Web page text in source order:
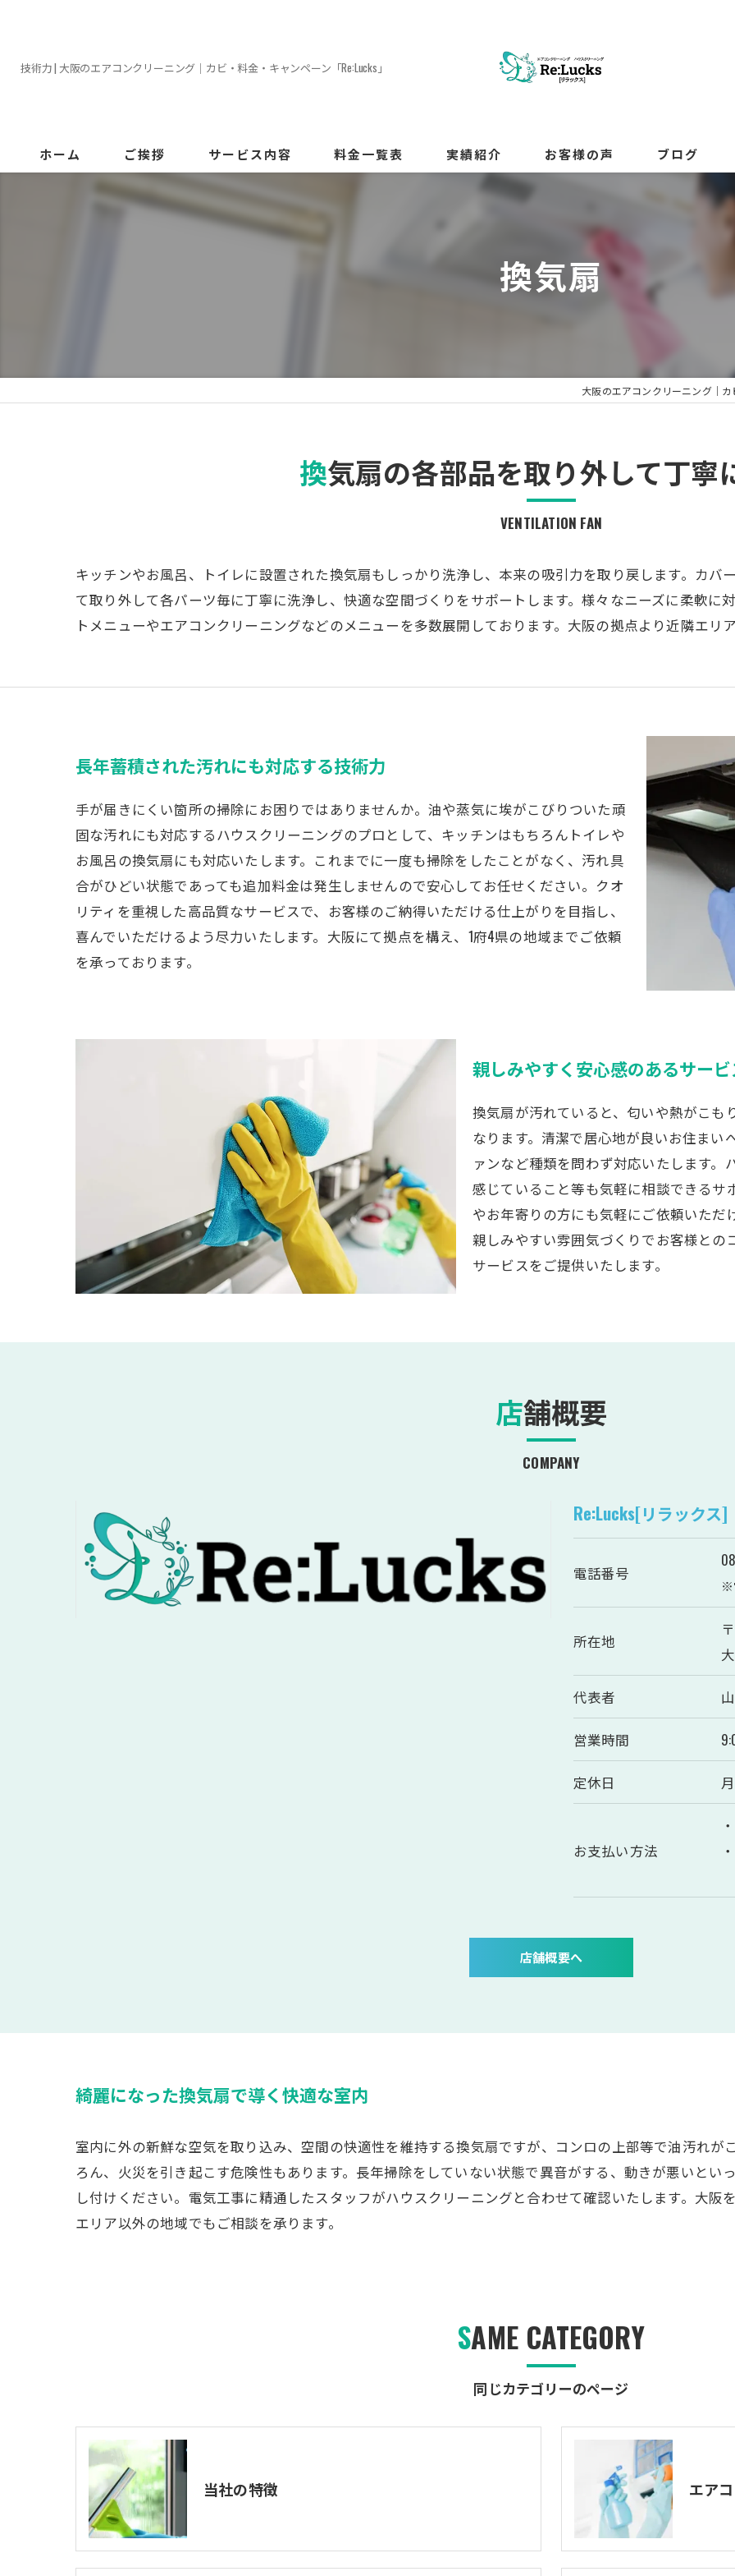
技術力 | 大阪のエアコンクリーニング｜カビ・料金・キャンペーン「Re:Lucks」
ホーム ご挨拶 サービス内容 料金一覧表 実績紹介 お客様の声 ブログ
換気扇
大阪のエアコンクリーニング｜
換気扇の各部品を取り外して丁寧
VENTILATION FAN
キッチンやお風呂、トイレに設置された換気扇もしっかり洗浄し、本来の吸引力を取り戻します。カバ
て取り外して各パーツ毎に丁寧に洗浄し、快適な空間づくりをサポートします。様々なニーズに柔軟に
トメニューやエアコンクリーニングなどのメニューを多数展開しております。大阪の拠点より近隣エリ
長年蓄積された汚れにも対応する技術力
手が届きにくい箇所の掃除にお困りではありませんか。油や蒸気に埃がこびりついた頑
固な汚れにも対応するハウスクリーニングのプロとして、キッチンはもちろんトイレや
お風呂の換気扇にも対応いたします。これまでに一度も掃除をしたことがなく、汚れ具
合がひどい状態であっても追加料金は発生しませんので安心してお任せください。クオ
リティを重視した高品質なサービスで、お客様のご納得いただける仕上がりを目指し、
喜んでいただけるよう尽力いたします。大阪にて拠点を構え、1府4県の地域までご依頼
を承っております。
親しみやすく安心感のあるサー
換気扇が汚れていると、匂いや熱がこ
なります。清潔で居心地が良いお住ま
ァンなど種類を問わず対応いたします
感じていること等も気軽に相談できる
やお年寄りの方にも気軽にご依頼いた
親しみやすい雰囲気づくりでお客様と
サービスをご提供いたします。
店舗概要
COMPANY
Re:Lucks[リラックス]
電話番号
※
所在地
代表者
営業時間
定休日
お支払い方法
店舗概要へ
綺麗になった換気扇で導く快適な室内
室内に外の新鮮な空気を取り込み、空間の快適性を維持する換気扇ですが、コンロの上部等で油汚れ
ろん、火災を引き起こす危険性もあります。長年掃除をしていない状態で異音がする、動きが悪いとい
し付けください。電気工事に精通したスタッフがハウスクリーニングと合わせて確認いたします。大
エリア以外の地域でもご相談を承ります。
同じカテゴリーのページ
SAME CATEGORY
当社の特徴 エア